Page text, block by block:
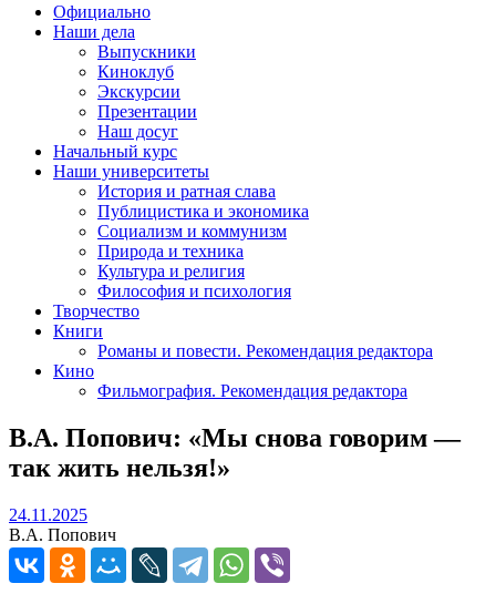
Официально
Наши дела
Выпускники
Киноклуб
Экскурсии
Презентации
Наш досуг
Начальный курс
Наши университеты
История и ратная слава
Публицистика и экономика
Социализм и коммунизм
Природа и техника
Культура и религия
Философия и психология
Творчество
Книги
Романы и повести. Рекомендация редактора
Кино
Фильмография. Рекомендация редактора
В.А. Попович: «Мы снова говорим —
так жить нельзя!»
24.11.202524.11.2025
В.А. Попович